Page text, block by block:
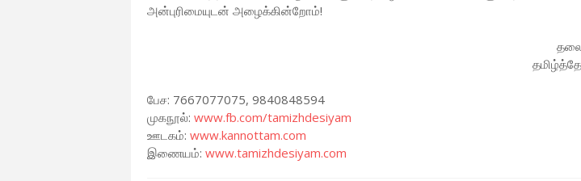
அன்புரிமையுடன் அழைக்கின்றோம்!
பேச: 7667077075, 9840848594
முகநூல்: www.fb.com/tamizhdesiyam
ஊடகம்: www.kannottam.com
இணையம்: www.tamizhdesiyam.com